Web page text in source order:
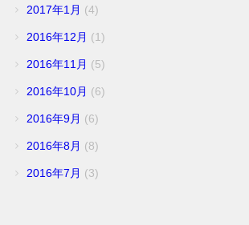
2017年1月 (4)
2016年12月 (1)
2016年11月 (5)
2016年10月 (6)
2016年9月 (6)
2016年8月 (8)
2016年7月 (3)